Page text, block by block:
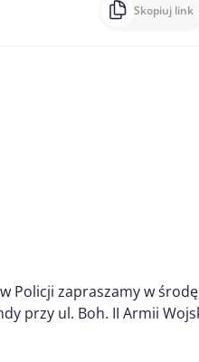
Skopiuj link
Policji zapraszamy w
przy ul. Boh. II Armii